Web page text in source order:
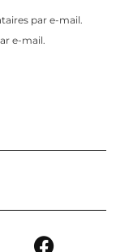
par e-mail.
e-mail.